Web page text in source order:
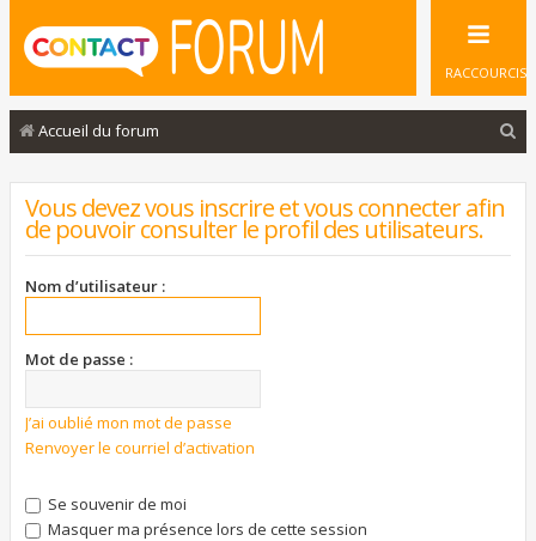
RACCOURCIS
Accueil du forum
Vous devez vous inscrire et vous connecter afin
de pouvoir consulter le profil des utilisateurs.
Nom d’utilisateur :
Mot de passe :
J’ai oublié mon mot de passe
Renvoyer le courriel d’activation
Se souvenir de moi
Masquer ma présence lors de cette session